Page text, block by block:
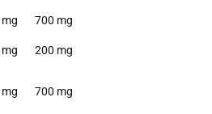
700 mg
200 mg
700 mg